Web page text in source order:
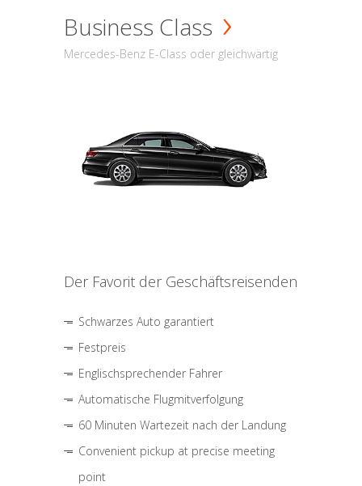
Business Class
Mercedes-Benz E-Class oder gleichwärtig
Der Favorit der Geschäftsreisenden
Schwarzes Auto garantiert
Festpreis
Englischsprechender Fahrer
Automatische Flugmitverfolgung
60 Minuten Wartezeit nach der Landung
Convenient pickup at precise meeting
point